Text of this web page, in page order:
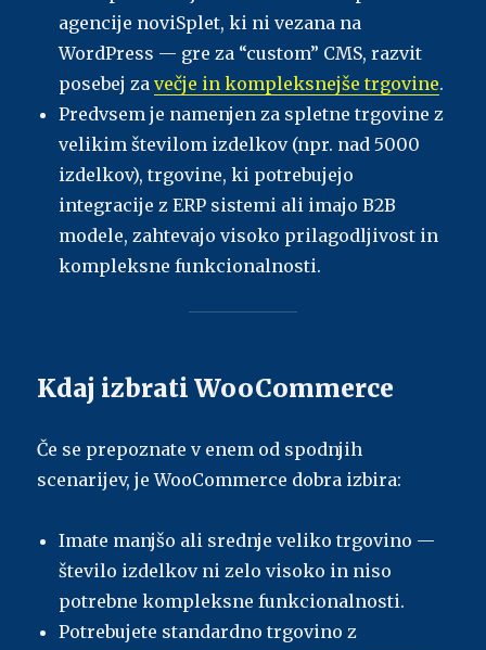
agencije noviSplet, ki ni vezana na
WordPress — gre za “custom” CMS, razvit
posebej zavečje in kompleksnejše trgovine.
Predvsem je namenjen za spletne trgovine z
velikim številom izdelkov (npr. nad 5000
izdelkov), trgovine, ki potrebujejo
integracije z ERP sistemi ali imajo B2B
modele, zahtevajo visoko prilagodljivost in
kompleksne funkcionalnosti.
Kdaj izbrati WooCommerce
Če se prepoznate v enem od spodnjih
scenarijev, je WooCommerce dobra izbira:
Imate manjšo ali srednje veliko trgovino —
število izdelkov ni zelo visoko in niso
potrebne kompleksne funkcionalnosti.
Potrebujete standardno trgovino z